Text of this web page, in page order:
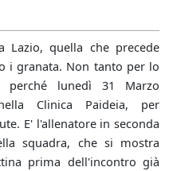
Lazio, quella che precede
i granata. Non tanto per lo
lunedì 31 Marzo
Clinica Paideia, per
E' l'allenatore in seconda
squadra, che si mostra
prima dell'incontro già